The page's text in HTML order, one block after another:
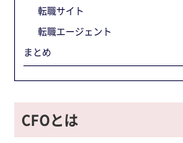
転職サイト
転職エージェント
まとめ
CFOとは